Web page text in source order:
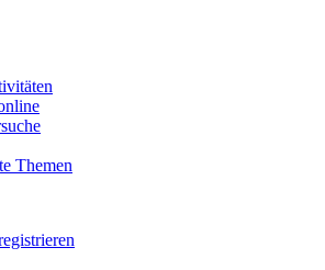
Themen